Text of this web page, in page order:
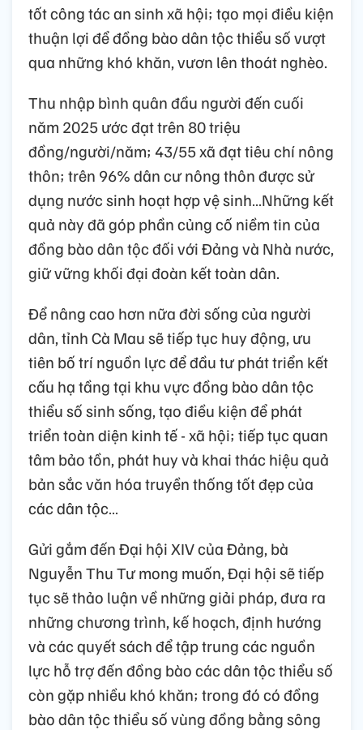
tốt công tác an sinh xã hội; tạo mọi điều kiện
thuận lợi để đồng bào dân tộc thiểu số vượt
qua những khó khăn, vươn lên thoát nghèo.
Thu nhập bình quân đầu người đến cuối
năm 2025 ước đạt trên 80 triệu
đồng/người/năm; 43/55 xã đạt tiêu chí nông
thôn; trên 96% dân cư nông thôn được sử
dụng nước sinh hoạt hợp vệ sinh…Những kết
quả này đã góp phần củng cố niềm tin của
đồng bào dân tộc đối với Đảng và Nhà nước,
giữ vững khối đại đoàn kết toàn dân.
Để nâng cao hơn nữa đời sống của người
dân, tỉnh Cà Mau sẽ tiếp tục huy động, ưu
tiên bố trí nguồn lực để đầu tư phát triển kết
cấu hạ tầng tại khu vực đồng bào dân tộc
thiểu số sinh sống, tạo điều kiện để phát
triển toàn diện kinh tế - xã hội; tiếp tục quan
tâm bảo tồn, phát huy và khai thác hiệu quả
bản sắc văn hóa truyền thống tốt đẹp của
các dân tộc…
Gửi gắm đến Đại hội XIV của Đảng, bà
Nguyễn Thu Tư mong muốn, Đại hội sẽ tiếp
tục sẽ thảo luận về những giải pháp, đưa ra
những chương trình, kế hoạch, định hướng
và các quyết sách để tập trung các nguồn
lực hỗ trợ đến đồng bào các dân tộc thiểu số
còn gặp nhiều khó khăn; trong đó có đồng
bào dân tộc thiểu số vùng đồng bằng sông